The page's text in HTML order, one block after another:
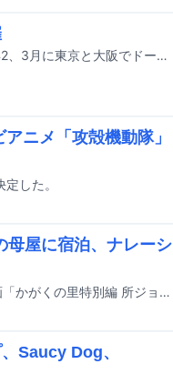
King Gnuが2027年4月27日に結成10周年を迎えることを記念し、2027年2、3月に東京と大阪でドームライブ「KICKOFF」を開催する。
ニメ「攻殻機動隊」
した。
母屋に宿泊、ナレーシ
奥田民生が、日本テレビで放送される「所さんの目がテン！」の特別企画「かがくの里特別編 所ジョージ・奥田民生 里の母屋にお泊まりSP！」に出演する
Saucy Dog、